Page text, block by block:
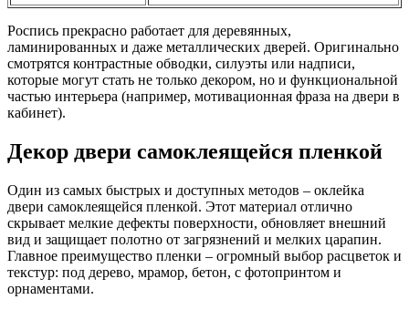
Роспись прекрасно работает для деревянных,
ламинированных и даже металлических дверей. Оригинально
смотрятся контрастные обводки, силуэты или надписи,
которые могут стать не только декором, но и функциональной
частью интерьера (например, мотивационная фраза на двери в
кабинет).
Декор двери самоклеящейся пленкой
Один из самых быстрых и доступных методов – оклейка
двери самоклеящейся пленкой. Этот материал отлично
скрывает мелкие дефекты поверхности, обновляет внешний
вид и защищает полотно от загрязнений и мелких царапин.
Главное преимущество пленки – огромный выбор расцветок и
текстур: под дерево, мрамор, бетон, с фотопринтом и
орнаментами.